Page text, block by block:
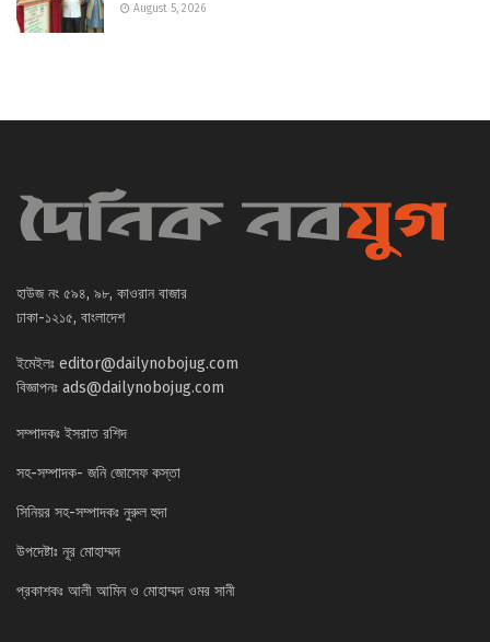
August 5, 2026
হাউজ নং ৫৯৪, ৯৮, কাওরান বাজার
ঢাকা-১২১৫, বাংলাদেশ
ইমেইলঃ editor@dailynobojug.com
বিজ্ঞাপনঃ ads@dailynobojug.com
সম্পাদকঃ ইসরাত রশিদ
সহ-সম্পাদক- জনি জোসেফ কস্তা
সিনিয়র সহ-সম্পাদকঃ নুরুল হুদা
উপদেষ্টাঃ নূর মোহাম্মদ
প্রকাশকঃ আলী আমিন ও মোহাম্মদ ওমর সানী